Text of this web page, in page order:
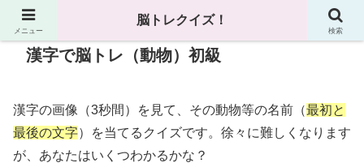
漢字で脳トレ（動物）初級
漢字の画像（3秒間）を見て、その動物等の名前（最初と
最後の文字）を当てるクイズです。徐々に難しくなります
が、あなたはいくつわかるかな？
メニュー
脳トレクイズ！
検索